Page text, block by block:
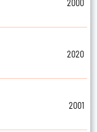
2000
2020
2001